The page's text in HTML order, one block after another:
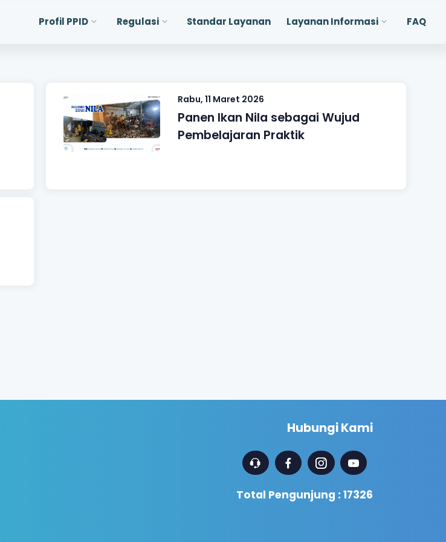
Profil PPID Regulasi Standar Layanan Layanan Informasi FAQ
Rabu, 11 Maret 2026
Panen Ikan Nila sebagai Wujud
Pembelajaran Praktik
Hubungi Kami
Total Pengunjung : 17326